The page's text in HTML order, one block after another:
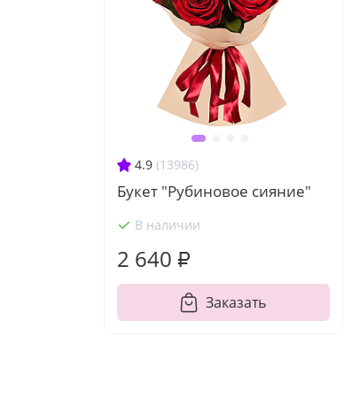
4.9 (13986)
Букет "Рубиновое сияние"
В наличии
2 640 ₽
Заказать